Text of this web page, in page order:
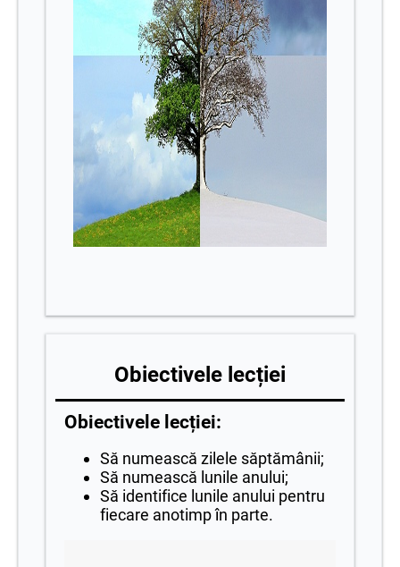
Obiectivele lecției
Obiectivele lecției:
Să numească zilele săptămânii;
Să numească lunile anului;
Să identifice lunile anului pentru
fiecare anotimp în parte.